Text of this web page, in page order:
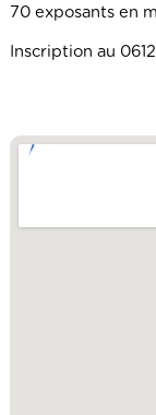
70 exposants en
Inscription au